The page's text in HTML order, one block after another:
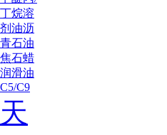
丁烷溶
剂油沥
青石油
焦石蜡
润滑油
C5/C9
天